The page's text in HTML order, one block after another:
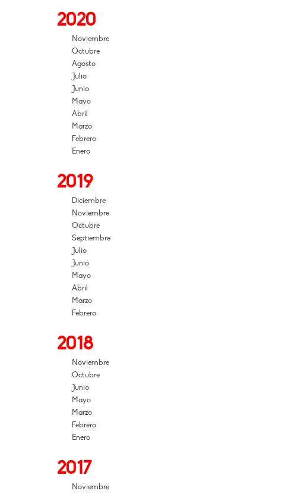
2020
Noviembre
Octubre
Agosto
Julio
Junio
Mayo
Abril
Marzo
Febrero
Enero
2019
Diciembre
Noviembre
Octubre
Septiembre
Julio
Junio
Mayo
Abril
Marzo
Febrero
2018
Noviembre
Octubre
Junio
Mayo
Marzo
Febrero
Enero
2017
Noviembre